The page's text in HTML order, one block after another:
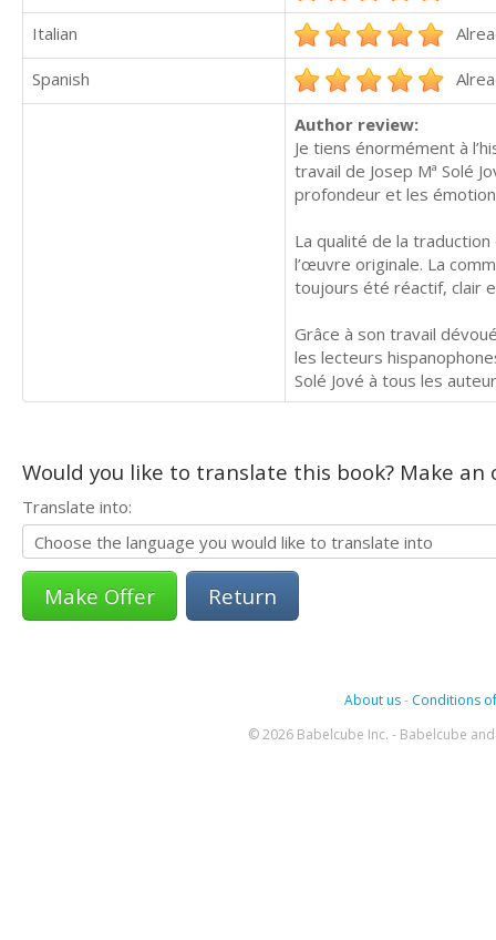
Italian
Spanish
Author review:
Je tiens énormément à
travail de Josep Mª Solé
profondeur et les
La qualité de la
l’œuvre originale. La
toujours été réactif, clair
Grâce à son travail
les lecteurs
Solé Jové à tous les
Would you like to translate this book? Make
Translate into:
Return
About us- Conditions
© 2026 Babelcube Inc. - Babelcube